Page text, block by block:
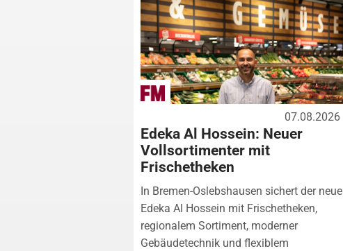
07.08.2026
Edeka Al Hossein: Neuer
Vollsortimenter mit
Frischetheken
In Bremen-Oslebshausen sichert der neue
Edeka Al Hossein mit Frischetheken,
regionalem Sortiment, moderner
Gebäudetechnik und flexiblem